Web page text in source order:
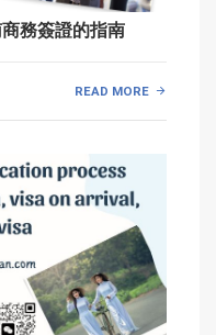
務簽證的指南
READ MORE